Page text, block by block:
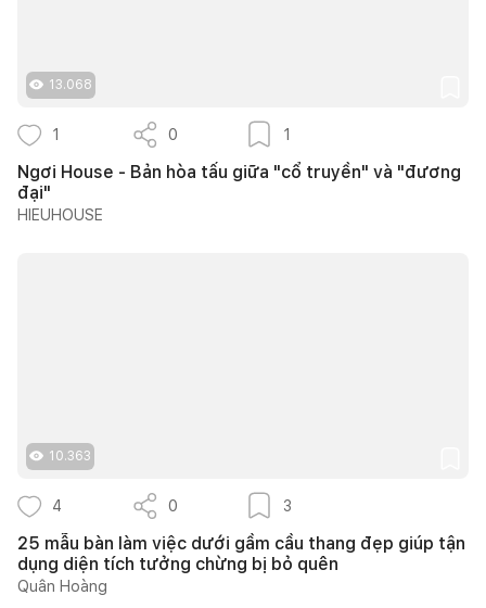
13.068
1 0 1
Ngơi House - Bản hòa tấu giữa "cổ truyền" và "đương
đại"
HIEUHOUSE
10.363
4 0 3
25 mẫu bàn làm việc dưới gầm cầu thang đẹp giúp tận
dụng diện tích tưởng chừng bị bỏ quên
Quân Hoàng